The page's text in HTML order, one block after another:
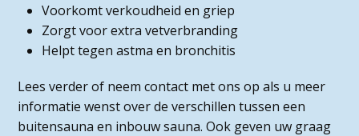
Voorkomt verkoudheid en griep
Zorgt voor extra vetverbranding
Helpt tegen astma en bronchitis
Lees verder of neem contact met ons op als u meer
informatie wenst over de verschillen tussen een
buitensauna en inbouw sauna. Ook geven uw graag